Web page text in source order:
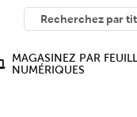
SEARCH
What can we help
MAGASINEZ PAR
NUMÉRIQUES